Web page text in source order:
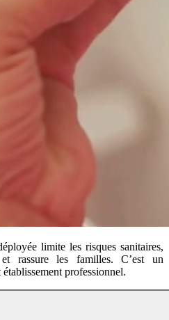
limite les risques sanitaires,
rassure les familles. C’est un
professionnel.